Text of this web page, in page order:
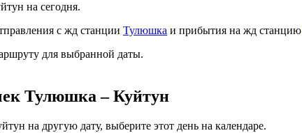
на сегодня.
с жд станции Тулюшка и прибытия на жд станцию
для выбранной даты.
Тулюшка – Куйтун
на другую дату, выберите этот день на календаре.